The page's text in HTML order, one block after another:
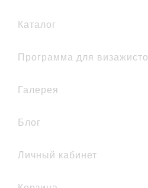
каталог
Программа для
галерея
Блог
Личный кабинет